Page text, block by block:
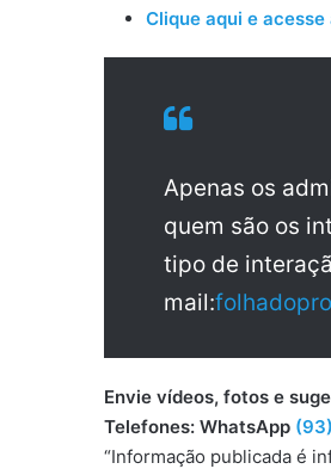
Clique aqui e
Apenas os
quem são os
tipo de
mail:
Envie vídeos, fotos e
Telefones: WhatsApp
“Informação publicada é